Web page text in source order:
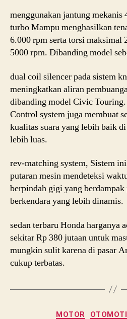
menggunakan jantung
turbo Mampu menghasilkan
6.000 rpm serta torsi maksimal
5000 rpm. Dibanding model
dual coil silencer pada sistem
meningkatkan aliran
dibanding model Civic
Control system juga membuat
kualitas suara yang lebih baik
lebih luas.
rev-matching system, Sistem
putaran mesin mendeteksi
berpindah gigi yang berdampak
berkendara yang lebih dinamis.
sedan terbaru Honda harganya
sekitar Rp 380 jutaan untuk
mungkin sulit karena di pasar
cukup terbatas.
MOTOR